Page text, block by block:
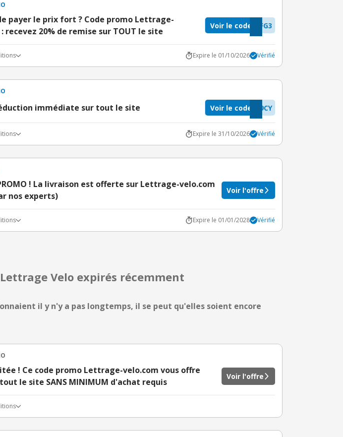
payer le prix fort ? Code promo Lettrage-
recevez 20% de remise sur TOUT le site
FG3
Voir le code
Expire le 01/10/2026 Vérifié
immédiate sur tout le site 9CY
Voir le code
Expire le 31/10/2026 Vérifié
! La livraison est offerte sur Lettrage-velo.com
nos experts)
Voir l'offre
Expire le 01/01/2028 Vérifié
Velo expirés récemment
il y n'y a pas longtemps, il se peut qu'elles soient encore
! Ce code promo Lettrage-velo.com vous offre
le site SANS MINIMUM d'achat requis
Voir l'offre